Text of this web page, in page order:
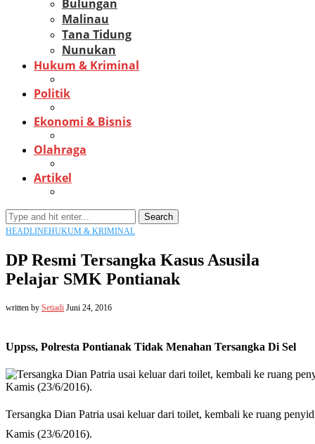
Bulungan
Malinau
Tana Tidung
Nunukan
Hukum & Kriminal
Politik
Ekonomi & Bisnis
Olahraga
Artikel
Search
HEADLINEHUKUM & KRIMINAL
DP Resmi Tersangka Kasus Asusila
Pelajar SMK Pontianak
written by Setiadi Juni 24, 2016
Uppss, Polresta Pontianak Tidak Menahan Tersangka Di Sel
Tersangka Dian Patria usai keluar dari toilet, kembali ke ruang
Kamis (23/6/2016).